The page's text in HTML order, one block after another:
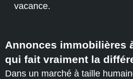
vacance.
Annonces immobilières
qui fait vraiment la
Dans un marché à taille